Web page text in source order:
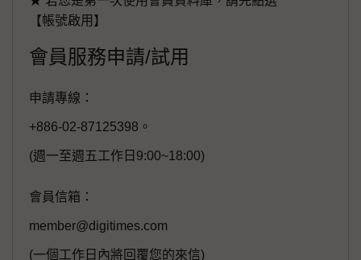
【帳號啟用】
會員服務申請/試用
申請專線：
+886-02-87125398。
(週一至週五工作日9:00~18:00)
會員信箱：
member@digitimes.com
(一個工作日內將回覆您的來信)